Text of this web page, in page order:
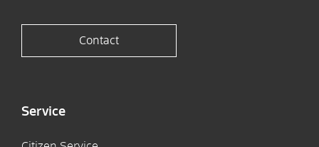
Contact
Service